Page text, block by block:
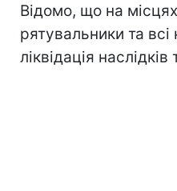
Відомо, що на
рятувальники та всі
ліквідація наслідків